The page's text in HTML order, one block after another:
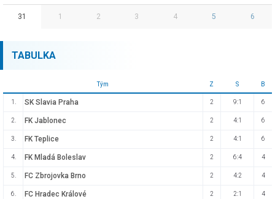
31 1 2 3 4 5 6
TABULKA
Tým Z S B
1. SK Slavia Praha 2 9:1 6
2. FK Jablonec 2 4:1 6
3. FK Teplice 2 4:1 6
4. FK Mladá Boleslav 2 6:4 4
5. FC Zbrojovka Brno 2 4:2 4
6. FC Hradec Králové 2 2:1 4